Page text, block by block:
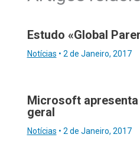
Estudo «Global
Notícias • 2 de Janeiro, 2017
Microsoft
geral
Notícias • 2 de Janeiro, 2017